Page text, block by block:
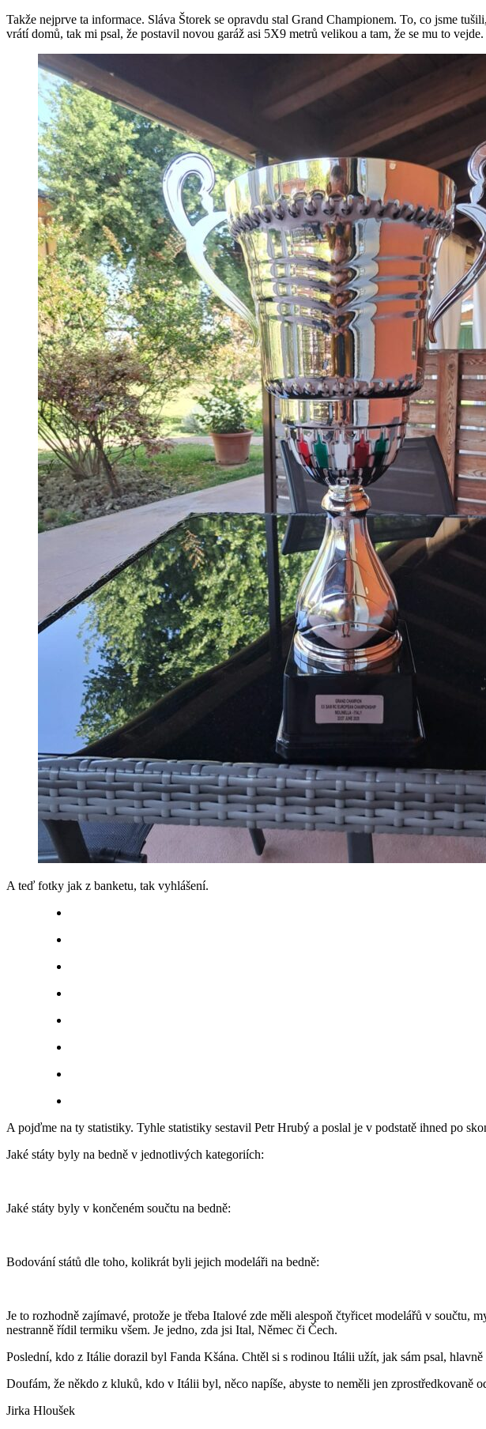
Takže nejprve ta informace. Sláva Štorek se opravdu stal Grand Championem. To, co jsme
vrátí domů, tak mi psal, že postavil novou garáž asi 5X9 metrů velikou a tam, že se mu to vejde.
A teď fotky jak z banketu, tak vyhlášení.
A pojďme na ty statistiky. Tyhle statistiky sestavil Petr Hrubý a poslal je v podstatě ihned po
Jaké státy byly na bedně v jednotlivých kategoriích:
Jaké státy byly v končeném součtu na bedně:
Bodování států dle toho, kolikrát byli jejich modeláři na bedně:
Je to rozhodně zajímavé, protože je třeba Italové zde měli alespoň čtyřicet modelářů v součtu,
nestranně řídil termiku všem. Je jedno, zda jsi Ital, Němec či Čech.
Poslední, kdo z Itálie dorazil byl Fanda Kšána. Chtěl si s rodinou Itálii užít, jak sám psal,
Doufám, že někdo z kluků, kdo v Itálii byl, něco napíše, abyste to neměli jen zprostředkovaně
Jirka Hloušek